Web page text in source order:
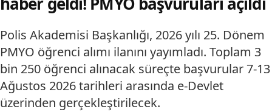
Polis Akademisi Başkanlığı, 2026 yılı 25. Dönem
PMYO öğrenci alımı ilanını yayımladı. Toplam 3
bin 250 öğrenci alınacak süreçte başvurular 7-13
Ağustos 2026 tarihleri arasında e-Devlet
üzerinden gerçekleştirilecek.